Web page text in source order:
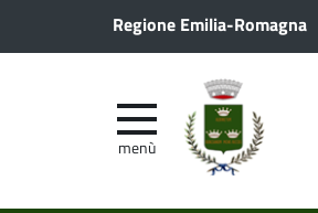
Regione Emilia-Romagna
menù